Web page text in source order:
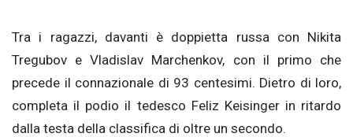
Tra i ragazzi, davanti è doppietta russa con Nikita
Tregubov e Vladislav Marchenkov, con il primo che
precede il connazionale di 93 centesimi. Dietro di loro,
completa il podio il tedesco Feliz Keisinger in ritardo
dalla testa della classifica di oltre un secondo.